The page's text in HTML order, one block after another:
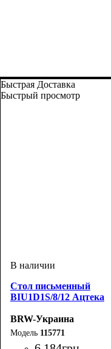
Быстрая Доставка
Быстрый просмотр
Стол письменный
BIU1D1S/8/12 Ацтека
BRW-Украина
115771